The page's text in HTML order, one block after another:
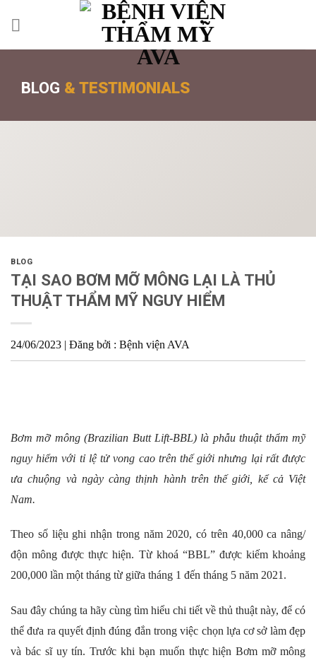
BLOG & TESTIMONIALS
BLOG
TẠI SAO BƠM MỠ MÔNG LẠI LÀ THỦ
THUẬT THẨM MỸ NGUY HIỂM
24/06/2023 | Đăng bởi : Bệnh viện AVA
Bơm mỡ mông (Brazilian Butt Lift-BBL) là phẫu thuật thẩm mỹ
nguy hiểm với tỉ lệ tử vong cao trên thế giới nhưng lại rất được
ưa chuộng và ngày càng thịnh hành trên thế giới, kể cả Việt
Nam.
Theo số liệu ghi nhận trong năm 2020, có trên 40,000 ca nâng/
độn mông được thực hiện. Từ khoá “BBL” được kiếm khoảng
200,000 lần một tháng từ giữa tháng 1 đến tháng 5 năm 2021.
Sau đây chúng ta hãy cùng tìm hiểu chi tiết về thủ thuật này, để có
thể đưa ra quyết định đúng đắn trong việc chọn lựa cơ sở làm đẹp
và bác sĩ uy tín. Trước khi bạn muốn thực hiện Bơm mỡ mông